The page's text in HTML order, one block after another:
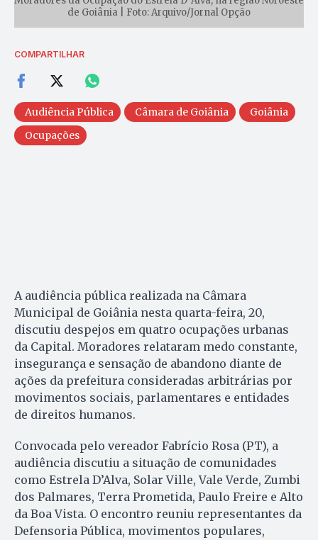
de Goiânia | Foto: Arquivo/Jornal Opção
COMPARTILHAR
Audiência Pública Câmara de Goiânia
Goiânia
Ocupações
A audiência pública realizada na Câmara
Municipal de Goiânia nesta quarta-feira, 20,
discutiu despejos em quatro ocupações urbanas
da Capital. Moradores relataram medo constante,
insegurança e sensação de abandono diante de
ações da prefeitura consideradas arbitrárias por
movimentos sociais, parlamentares e entidades
de direitos humanos.
Convocada pelo vereador Fabrício Rosa (PT), a
audiência discutiu a situação de comunidades
como Estrela D’Alva, Solar Ville, Vale Verde, Zumbi
dos Palmares, Terra Prometida, Paulo Freire e Alto
da Boa Vista. O encontro reuniu representantes da
Defensoria Pública, movimentos populares,